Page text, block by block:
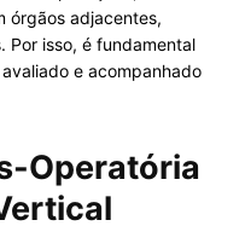
órgãos adjacentes,
Por isso, é fundamental
e acompanhado
Operatória